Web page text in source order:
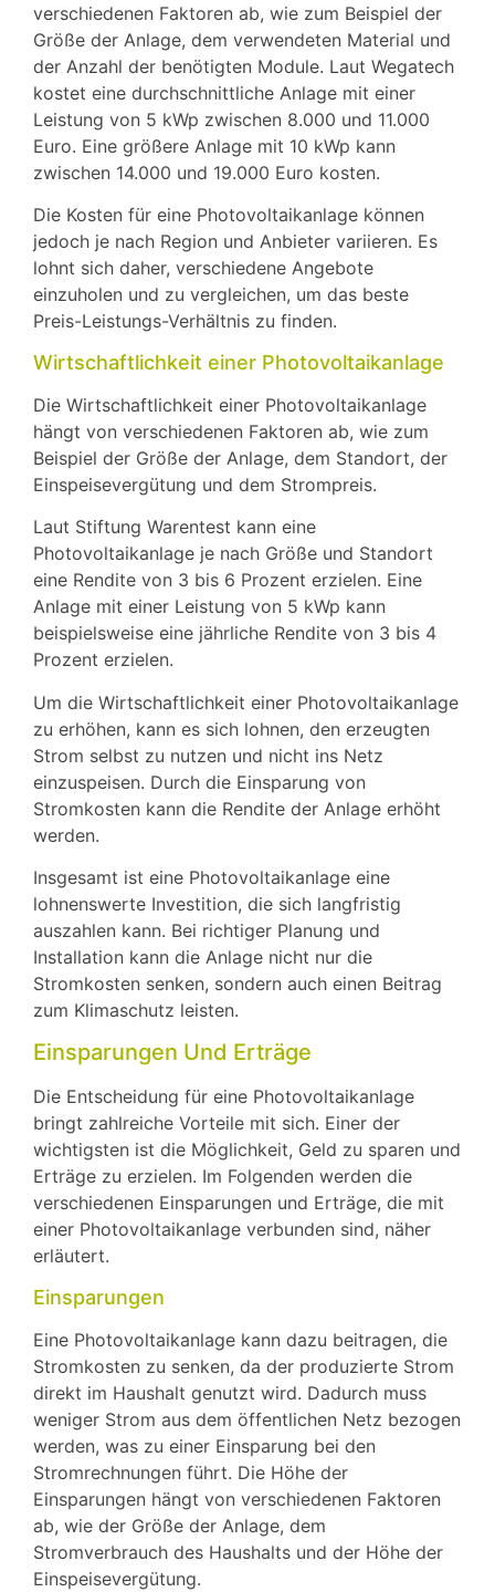
verschiedenen Faktoren ab, wie zum Beispiel der
Größe der Anlage, dem verwendeten Material und
der Anzahl der benötigten Module. Laut Wegatech
kostet eine durchschnittliche Anlage mit einer
Leistung von 5 kWp zwischen 8.000 und 11.000
Euro. Eine größere Anlage mit 10 kWp kann
zwischen 14.000 und 19.000 Euro kosten.
Die Kosten für eine Photovoltaikanlage können
jedoch je nach Region und Anbieter variieren. Es
lohnt sich daher, verschiedene Angebote
einzuholen und zu vergleichen, um das beste
Preis-Leistungs-Verhältnis zu finden.
Wirtschaftlichkeit einer Photovoltaikanlage
Die Wirtschaftlichkeit einer Photovoltaikanlage
hängt von verschiedenen Faktoren ab, wie zum
Beispiel der Größe der Anlage, dem Standort, der
Einspeisevergütung und dem Strompreis.
Laut Stiftung Warentest kann eine
Photovoltaikanlage je nach Größe und Standort
eine Rendite von 3 bis 6 Prozent erzielen. Eine
Anlage mit einer Leistung von 5 kWp kann
beispielsweise eine jährliche Rendite von 3 bis 4
Prozent erzielen.
Um die Wirtschaftlichkeit einer Photovoltaikanlage
zu erhöhen, kann es sich lohnen, den erzeugten
Strom selbst zu nutzen und nicht ins Netz
einzuspeisen. Durch die Einsparung von
Stromkosten kann die Rendite der Anlage erhöht
werden.
Insgesamt ist eine Photovoltaikanlage eine
lohnenswerte Investition, die sich langfristig
auszahlen kann. Bei richtiger Planung und
Installation kann die Anlage nicht nur die
Stromkosten senken, sondern auch einen Beitrag
zum Klimaschutz leisten.
Einsparungen Und Erträge
Die Entscheidung für eine Photovoltaikanlage
bringt zahlreiche Vorteile mit sich. Einer der
wichtigsten ist die Möglichkeit, Geld zu sparen und
Erträge zu erzielen. Im Folgenden werden die
verschiedenen Einsparungen und Erträge, die mit
einer Photovoltaikanlage verbunden sind, näher
erläutert.
Einsparungen
Eine Photovoltaikanlage kann dazu beitragen, die
Stromkosten zu senken, da der produzierte Strom
direkt im Haushalt genutzt wird. Dadurch muss
weniger Strom aus dem öffentlichen Netz bezogen
werden, was zu einer Einsparung bei den
Stromrechnungen führt. Die Höhe der
Einsparungen hängt von verschiedenen Faktoren
ab, wie der Größe der Anlage, dem
Stromverbrauch des Haushalts und der Höhe der
Einspeisevergütung.